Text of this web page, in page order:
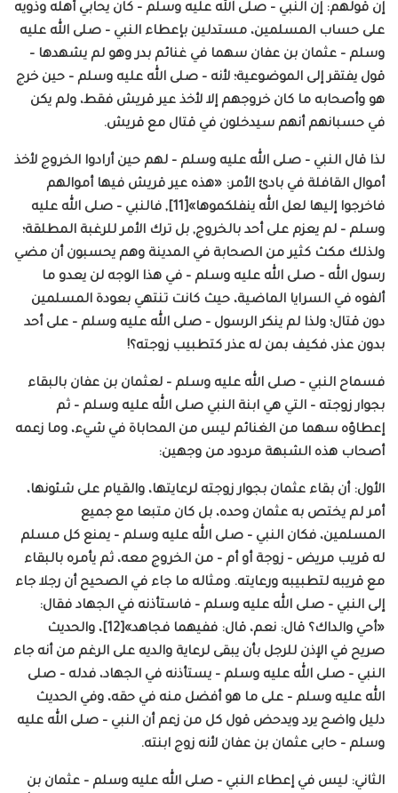
إن قولهم: إن النبي – صلى الله عليه وسلم – كان يحابي أهله وذويه
على حساب المسلمين، مستدلين بإعطاء النبي – صلى الله عليه
وسلم – عثمان بن عفان سهما في غنائم بدر وهو لم يشهدها –
قول يفتقر إلى الموضوعية؛ لأنه – صلى الله عليه وسلم – حين خرج
هو وأصحابه ما كان خروجهم إلا لأخذ عير قريش فقط، ولم يكن
في حسبانهم أنهم سيدخلون في قتال مع قريش.
لذا قال النبي – صلى الله عليه وسلم – لهم حين أرادوا الخروج لأخذ
أموال القافلة في بادئ الأمر: «هذه عير قريش فيها أموالهم
فاخرجوا إليها لعل الله ينفلكموها»[11], فالنبي – صلى الله عليه
وسلم – لم يعزم على أحد بالخروج, بل ترك الأمر للرغبة المطلقة؛
ولذلك مكث كثير من الصحابة في المدينة وهم يحسبون أن مضي
رسول الله – صلى الله عليه وسلم – في هذا الوجه لن يعدو ما
ألفوه في السرايا الماضية، حيث كانت تنتهي بعودة المسلمين
دون قتال؛ ولذا لم ينكر الرسول – صلى الله عليه وسلم – على أحد
بدون عذر، فكيف بمن له عذر كتطبيب زوجته؟!
فسماح النبي – صلى الله عليه وسلم – لعثمان بن عفان بالبقاء
بجوار زوجته – التي هي ابنة النبي صلى الله عليه وسلم – ثم
إعطاؤه سهما من الغنائم ليس من المحاباة في شيء، وما زعمه
أصحاب هذه الشبهة مردود من وجهين:
الأول: أن بقاء عثمان بجوار زوجته لرعايتها، والقيام على شئونها،
أمر لم يختص به عثمان وحده، بل كان متبعا مع جميع
المسلمين، فكان النبي – صلى الله عليه وسلم – يمنع كل مسلم
له قريب مريض – زوجة أو أم – من الخروج معه، ثم يأمره بالبقاء
مع قريبه لتطبيبه ورعايته. ومثاله ما جاء في الصحيح أن رجلا جاء
إلى النبي – صلى الله عليه وسلم – فاستأذنه في الجهاد فقال:
«أحي والداك؟ قال: نعم، قال: ففيهما فجاهد»[12]، والحديث
صريح في الإذن للرجل بأن يبقى لرعاية والديه على الرغم من أنه جاء
النبي – صلى الله عليه وسلم – يستأذنه في الجهاد، فدله – صلى
الله عليه وسلم – على ما هو أفضل منه في حقه، وفي الحديث
دليل واضح يرد ويدحض قول كل من زعم أن النبي – صلى الله عليه
وسلم – حابى عثمان بن عفان لأنه زوج ابنته.
الثاني: ليس في إعطاء النبي – صلى الله عليه وسلم – عثمان بن